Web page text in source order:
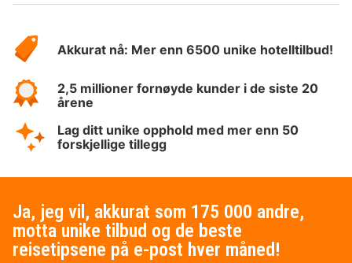
Hotelspecials
Akkurat nå: Mer enn 6500 unike hotelltilbud!
2,5 millioner fornøyde kunder i de siste 20
årene
Lag ditt unike opphold med mer enn 50
forskjellige tillegg
Ja, jeg vil, akkurat som 175 000 andre,
motta unike tilbud og de beste
reisetipsene på e-post hver måned!